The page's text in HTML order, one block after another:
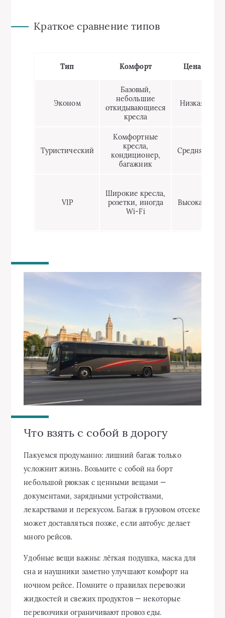
Краткое сравнение типов
Тип Комфорт Цена
Эконом
Базовый,
небольшие
откидывающиеся
кресла
Низкая
Туристический
Комфортные
кресла,
кондиционер,
багажник
Средняя
VIP
Широкие кресла,
розетки, иногда
Wi‑Fi
Высокая
Что взять с собой в дорогу
Пакуемся продуманно: лишний багаж только
усложнит жизнь. Возьмите с собой на борт
небольшой рюкзак с ценными вещами —
документами, зарядными устройствами,
лекарствами и перекусом. Багаж в грузовом отсеке
может доставляться позже, если автобус делает
много рейсов.
Удобные вещи важны: лёгкая подушка, маска для
сна и наушники заметно улучшают комфорт на
ночном рейсе. Помните о правилах перевозки
жидкостей и свежих продуктов — некоторые
перевозчики ограничивают провоз еды.